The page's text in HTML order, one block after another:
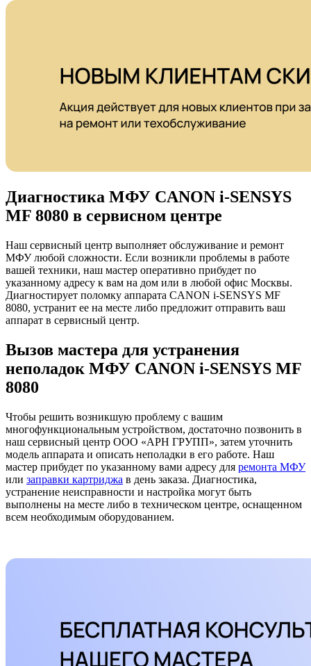
Диагностика МФУ CANON i-SENSYS
MF 8080 в сервисном центре
Наш сервисный центр выполняет обслуживание и ремонт
МФУ любой сложности. Если возникли проблемы в работе
вашей техники, наш мастер оперативно прибудет по
указанному адресу к вам на дом или в любой офис Москвы.
Диагностирует поломку аппарата CANON i-SENSYS MF
8080, устранит ее на месте либо предложит отправить ваш
аппарат в сервисный центр.
Вызов мастера для устранения
неполадок МФУ CANON i-SENSYS MF
8080
Чтобы решить возникшую проблему с вашим
многофункциональным устройством, достаточно позвонить в
наш сервисный центр ООО «АРН ГРУПП», затем уточнить
модель аппарата и описать неполадки в его работе. Наш
мастер прибудет по указанному вами адресу для ремонта МФУ
или заправки картриджа в день заказа. Диагностика,
устранение неисправности и настройка могут быть
выполнены на месте либо в техническом центре, оснащенном
всем необходимым оборудованием.